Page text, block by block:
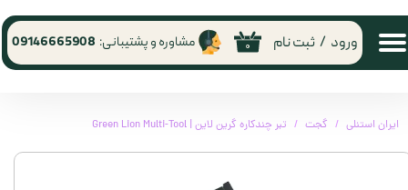
۰ ورود / ثبت نام مشاوره و پشتیبانی: 09146665908
ایران استنلی گجت تبر چندکاره گرین لاین | Green Lion Multi-Tool